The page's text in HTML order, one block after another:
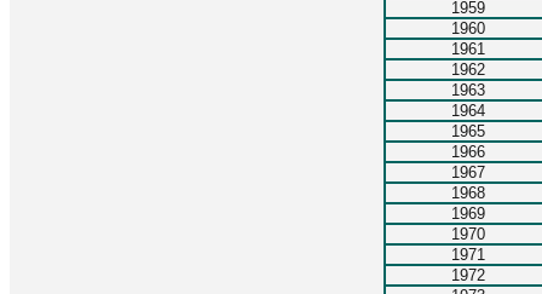
1959
1960
1961
1962
1963
1964
1965
1966
1967
1968
1969
1970
1971
1972